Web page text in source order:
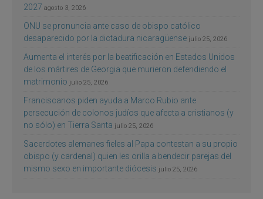
2027 agosto 3, 2026
ONU se pronuncia ante caso de obispo católico
desaparecido por la dictadura nicaragüense julio 25, 2026
Aumenta el interés por la beatificación en Estados Unidos
de los mártires de Georgia que murieron defendiendo el
matrimonio julio 25, 2026
Franciscanos piden ayuda a Marco Rubio ante
persecución de colonos judíos que afecta a cristianos (y
no sólo) en Tierra Santa julio 25, 2026
Sacerdotes alemanes fieles al Papa contestan a su propio
obispo (y cardenal) quien les orilla a bendecir parejas del
mismo sexo en importante diócesis julio 25, 2026